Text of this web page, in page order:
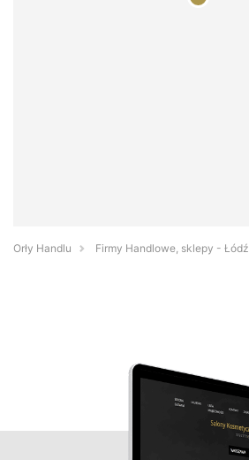
Orły Handlu Firmy Handlowe, sklepy - Łódź